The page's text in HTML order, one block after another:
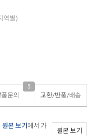
역별)
문의
5
교환/반품/배송
원본 보기 에서 가
원본 보기